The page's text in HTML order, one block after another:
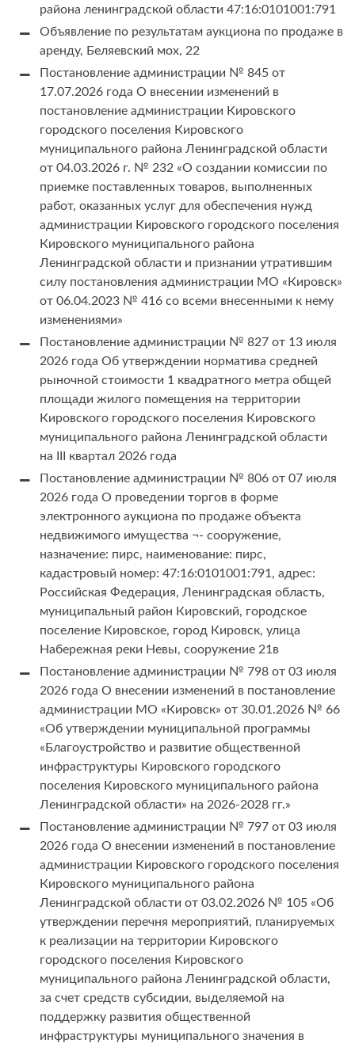
района ленинградской области 47:16:0101001:791
Объявление по результатам аукциона по продаже в
аренду, Беляевский мох, 22
Постановление администрации № 845 от
17.07.2026 года О внесении изменений в
постановление администрации Кировского
городского поселения Кировского
муниципального района Ленинградской области
от 04.03.2026 г. № 232 «О создании комиссии по
приемке поставленных товаров, выполненных
работ, оказанных услуг для обеспечения нужд
администрации Кировского городского поселения
Кировского муниципального района
Ленинградской области и признании утратившим
силу постановления администрации МО «Кировск»
от 06.04.2023 № 416 со всеми внесенными к нему
изменениями»
Постановление администрации № 827 от 13 июля
2026 года Об утверждении норматива средней
рыночной стоимости 1 квадратного метра общей
площади жилого помещения на территории
Кировского городского поселения Кировского
муниципального района Ленинградской области
на III квартал 2026 года
Постановление администрации № 806 от 07 июля
2026 года О проведении торгов в форме
электронного аукциона по продаже объекта
недвижимого имущества ¬- сооружение,
назначение: пирс, наименование: пирс,
кадастровый номер: 47:16:0101001:791, адрес:
Российская Федерация, Ленинградская область,
муниципальный район Кировский, городское
поселение Кировское, город Кировск, улица
Набережная реки Невы, сооружение 21в
Постановление администрации № 798 от 03 июля
2026 года О внесении изменений в постановление
администрации МО «Кировск» от 30.01.2026 № 66
«Об утверждении муниципальной программы
«Благоустройство и развитие общественной
инфраструктуры Кировского городского
поселения Кировского муниципального района
Ленинградской области» на 2026-2028 гг.»
Постановление администрации № 797 от 03 июля
2026 года О внесении изменений в постановление
администрации Кировского городского поселения
Кировского муниципального района
Ленинградской области от 03.02.2026 № 105 «Об
утверждении перечня мероприятий, планируемых
к реализации на территории Кировского
городского поселения Кировского
муниципального района Ленинградской области,
за счет средств субсидии, выделяемой на
поддержку развития общественной
инфраструктуры муниципального значения в